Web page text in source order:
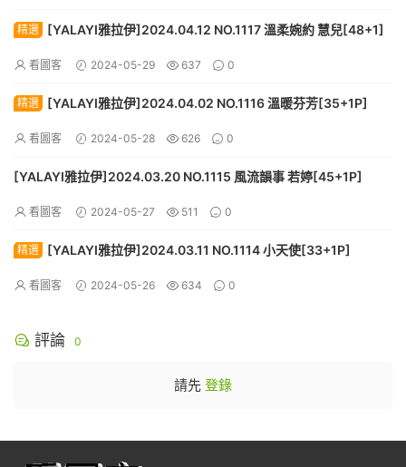
精選 [YALAYI雅拉伊]2024.04.12 NO.1117 溫柔婉約 慧兒[48+1]
看圖客 2024-05-29 637 0
精選 [YALAYI雅拉伊]2024.04.02 NO.1116 溫暖芬芳[35+1P]
看圖客 2024-05-28 626 0
[YALAYI雅拉伊]2024.03.20 NO.1115 風流韻事 若婷[45+1P]
看圖客 2024-05-27 511 0
精選 [YALAYI雅拉伊]2024.03.11 NO.1114 小天使[33+1P]
看圖客 2024-05-26 634 0
評論 0
請先 登錄